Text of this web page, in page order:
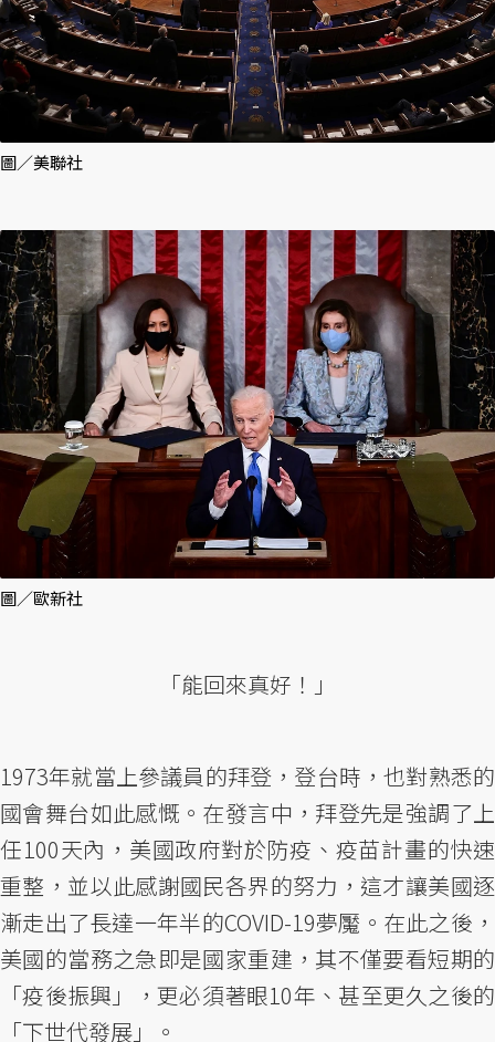
圖／美聯社
圖／歐新社
「能回來真好！」
1973年就當上參議員的拜登，登台時，也對熟悉的
國會舞台如此感慨。在發言中，拜登先是強調了上
任100天內，美國政府對於防疫、疫苗計畫的快速
重整，並以此感謝國民各界的努力，這才讓美國逐
漸走出了長達一年半的COVID-19夢魘。在此之後，
美國的當務之急即是國家重建，其不僅要看短期的
「疫後振興」，更必須著眼10年、甚至更久之後的
「下世代發展」。